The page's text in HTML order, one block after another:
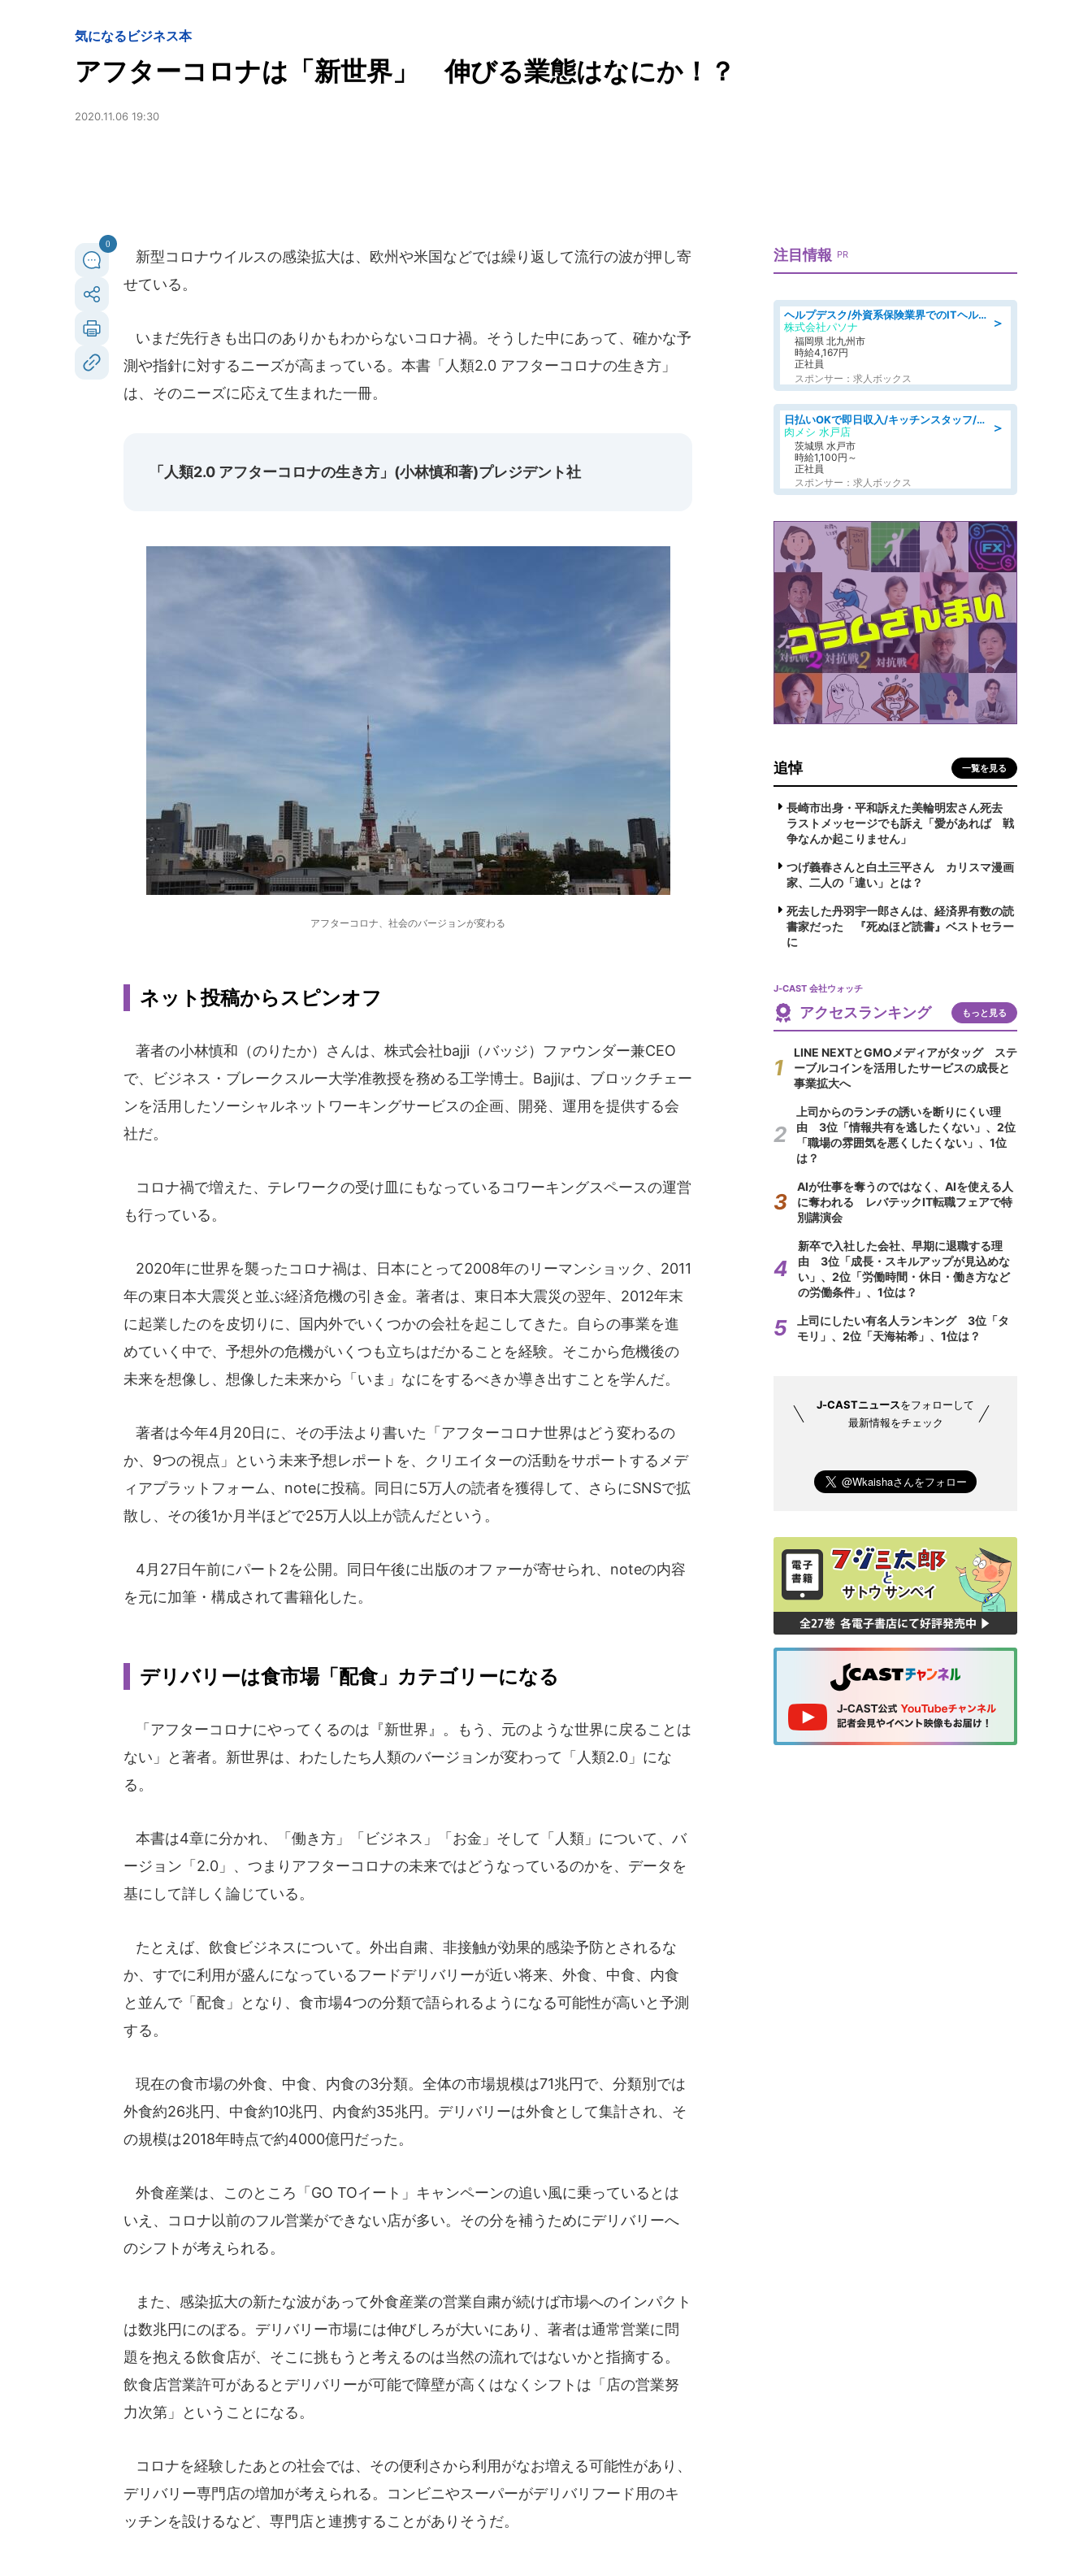
気になるビジネス本
アフターコロナは「新世界」 伸びる業態はなにか！？
2020.11.06 19:30
0
新型コロナウイルスの感染拡大は、欧州や米国などでは繰り返して流行の波が押し寄
せている。
いまだ先行きも出口のありかもわからないコロナ禍。そうした中にあって、確かな予
測や指針に対するニーズが高まっている。本書「人類2.0 アフターコロナの生き方」
は、そのニーズに応えて生まれた一冊。
「人類2.0 アフターコロナの生き方」(小林慎和著)プレジデント社
アフターコロナ、社会のバージョンが変わる
ネット投稿からスピンオフ
著者の小林慎和（のりたか）さんは、株式会社bajji（バッジ）ファウンダー兼CEO
で、ビジネス・ブレークスルー大学准教授を務める工学博士。Bajjiは、ブロックチェー
ンを活用したソーシャルネットワーキングサービスの企画、開発、運用を提供する会
社だ。
コロナ禍で増えた、テレワークの受け皿にもなっているコワーキングスペースの運営
も行っている。
2020年に世界を襲ったコロナ禍は、日本にとって2008年のリーマンショック、2011
年の東日本大震災と並ぶ経済危機の引き金。著者は、東日本大震災の翌年、2012年末
に起業したのを皮切りに、国内外でいくつかの会社を起こしてきた。自らの事業を進
めていく中で、予想外の危機がいくつも立ちはだかることを経験。そこから危機後の
未来を想像し、想像した未来から「いま」なにをするべきか導き出すことを学んだ。
著者は今年4月20日に、その手法より書いた「アフターコロナ世界はどう変わるの
か、9つの視点」という未来予想レポートを、クリエイターの活動をサポートするメデ
ィアプラットフォーム、noteに投稿。同日に5万人の読者を獲得して、さらにSNSで拡
散し、その後1か月半ほどで25万人以上が読んだという。
4月27日午前にパート2を公開。同日午後に出版のオファーが寄せられ、noteの内容
を元に加筆・構成されて書籍化した。
デリバリーは食市場「配食」カテゴリーになる
「アフターコロナにやってくるのは『新世界』。もう、元のような世界に戻ることは
ない」と著者。新世界は、わたしたち人類のバージョンが変わって「人類2.0」にな
る。
本書は4章に分かれ、「働き方」「ビジネス」「お金」そして「人類」について、バ
ージョン「2.0」、つまりアフターコロナの未来ではどうなっているのかを、データを
基にして詳しく論じている。
たとえば、飲食ビジネスについて。外出自粛、非接触が効果的感染予防とされるな
か、すでに利用が盛んになっているフードデリバリーが近い将来、外食、中食、内食
と並んで「配食」となり、食市場4つの分類で語られるようになる可能性が高いと予測
する。
現在の食市場の外食、中食、内食の3分類。全体の市場規模は71兆円で、分類別では
外食約26兆円、中食約10兆円、内食約35兆円。デリバリーは外食として集計され、そ
の規模は2018年時点で約4000億円だった。
外食産業は、このところ「GO TOイート」キャンペーンの追い風に乗っているとは
いえ、コロナ以前のフル営業ができない店が多い。その分を補うためにデリバリーへ
のシフトが考えられる。
また、感染拡大の新たな波があって外食産業の営業自粛が続けば市場へのインパクト
は数兆円にのぼる。デリバリー市場には伸びしろが大いにあり、著者は通常営業に問
題を抱える飲食店が、そこに挑もうと考えるのは当然の流れではないかと指摘する。
飲食店営業許可があるとデリバリーが可能で障壁が高くはなくシフトは「店の営業努
力次第」ということになる。
コロナを経験したあとの社会では、その便利さから利用がなお増える可能性があり、
デリバリー専門店の増加が考えられる。コンビニやスーパーがデリバリフード用のキ
ッチンを設けるなど、専門店と連携することがありそうだ。
注目情報 PR
＞
ヘルプデスク/外資系保険業界でのITヘルプデスク業務/駅近/即日勤務可/ヘルプデスク
株式会社パソナ
福岡県 北九州市
時給4,167円
正社員
スポンサー：求人ボックス
＞
日払いOKで即日収入/キッチンスタッフ/デリバリー業務など、自己成長可能な幅広い仕事に挑戦!髪型自由&ピアス・ネイルOK/茨城県/水戸市
肉メシ 水戸店
茨城県 水戸市
時給1,100円～
正社員
スポンサー：求人ボックス
追悼 一覧を見る
長崎市出身・平和訴えた美輪明宏さん死去
ラストメッセージでも訴え「愛があれば 戦
争なんか起こりません」
つげ義春さんと白土三平さん カリスマ漫画
家、二人の「違い」とは？
死去した丹羽宇一郎さんは、経済界有数の読
書家だった 『死ぬほど読書』ベストセラー
に
J-CAST 会社ウォッチ
アクセスランキング もっと見る
LINE NEXTとGMOメディアがタッグ ステ
ーブルコインを活用したサービスの成長と
事業拡大へ
上司からのランチの誘いを断りにくい理
由 3位「情報共有を逃したくない」、2位
「職場の雰囲気を悪くしたくない」、1位
は？
AIが仕事を奪うのではなく、AIを使える人
に奪われる レバテックIT転職フェアで特
別講演会
新卒で入社した会社、早期に退職する理
由 3位「成長・スキルアップが見込めな
い」、2位「労働時間・休日・働き方など
の労働条件」、1位は？
上司にしたい有名人ランキング 3位「タ
モリ」、2位「天海祐希」、1位は？
J-CASTニュースをフォローして
最新情報をチェック